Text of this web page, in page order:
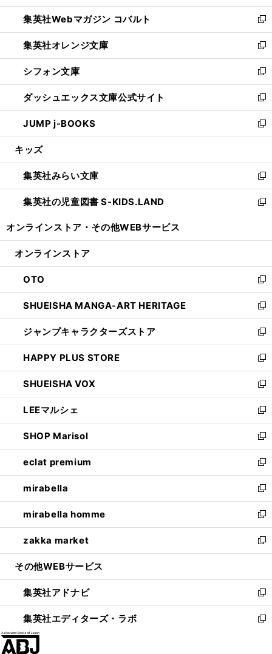
開
く
ウ
で
開
く
ン
ド
ウ
で
開
く
ウ
ィ
ン
ド
ウ
で
開
く
集英社Webマガジン コバルト
新
し
い
ウ
ィ
ン
ド
ウ
で
開
集英社オレンジ文庫
新
し
い
ウ
ィ
ン
ド
ウ
開
く
シフォン文庫
新
し
い
ウ
ィ
ン
ウ
で
開
く
ダッシュエックス文庫公式サイト
新
し
い
ウ
ン
ド
ウ
で
JUMP j-BOOKS
新
し
ウ
ィ
ン
ド
開
キッズ
集英社みらい文庫
新
し
い
ン
ウ
で
開
く
集英社の児童図書 S-KIDS.LAND
新
ウ
ン
ド
ウ
で
開
く
オンラインストア・ その他WEBサービス
オンラインストア
OTO
新
し
い
ウ
ィ
ン
ド
ウ
で
開
く
SHUEISHA MANGA-ART HERITAGE
新
し
い
ウ
ィ
ン
ド
ウ
で
開
く
ジャンプキャラクターズストア
新
し
い
ウ
ィ
ン
ド
ウ
で
開
く
HAPPY PLUS STORE
新
し
い
ウ
ィ
ン
ド
ウ
で
開
く
SHUEISHA VOX
新
し
い
ウ
ィ
ン
ド
ウ
で
開
く
LEEマルシェ
新
し
い
ウ
ィ
ン
ド
ウ
で
開
く
SHOP Marisol
新
し
い
ウ
ィ
ン
ド
ウ
で
開
eclat premium
新
し
い
ウ
ィ
ン
ド
ウ
開
く
mirabella
新
し
い
ウ
ィ
ン
ウ
で
開
く
mirabella homme
新
し
い
ウ
ン
ド
ウ
で
zakka market
新
し
ウ
ィ
ン
ド
その他WEBサービス
集英社アドナビ
新
し
い
集英社エディターズ・ラボ
新